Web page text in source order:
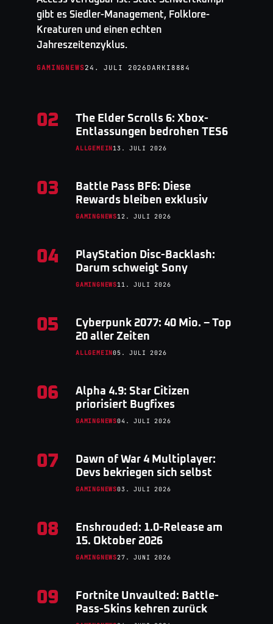
gibt es Siedler-Management, Folklore-
Kreaturen und einen echten
Jahreszeitenzyklus.
GAMINGNEWS24. JULI 2026 DARKI8884
02
The Elder Scrolls 6: Xbox-
Entlassungen bedrohen TES6
ALLGEMEIN13. JULI 2026
03
Battle Pass BF6: Diese
Rewards bleiben exklusiv
GAMINGNEWS12. JULI 2026
04
PlayStation Disc-Backlash:
Darum schweigt Sony
GAMINGNEWS11. JULI 2026
05
Cyberpunk 2077: 40 Mio. – Top
20 aller Zeiten
ALLGEMEIN05. JULI 2026
06
Alpha 4.9: Star Citizen
priorisiert Bugfixes
GAMINGNEWS04. JULI 2026
07
Dawn of War 4 Multiplayer:
Devs bekriegen sich selbst
GAMINGNEWS03. JULI 2026
08
Enshrouded: 1.0-Release am
15. Oktober 2026
GAMINGNEWS27. JUNI 2026
09
Fortnite Unvaulted: Battle-
Pass-Skins kehren zurück